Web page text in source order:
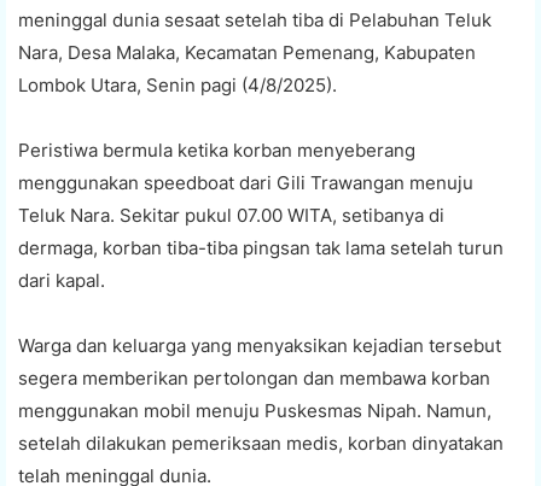
meninggal dunia sesaat setelah tiba di Pelabuhan Teluk
Nara, Desa Malaka, Kecamatan Pemenang, Kabupaten
Lombok Utara, Senin pagi (4/8/2025).
Peristiwa bermula ketika korban menyeberang
menggunakan speedboat dari Gili Trawangan menuju
Teluk Nara. Sekitar pukul 07.00 WITA, setibanya di
dermaga, korban tiba-tiba pingsan tak lama setelah turun
dari kapal.
Warga dan keluarga yang menyaksikan kejadian tersebut
segera memberikan pertolongan dan membawa korban
menggunakan mobil menuju Puskesmas Nipah. Namun,
setelah dilakukan pemeriksaan medis, korban dinyatakan
telah meninggal dunia.